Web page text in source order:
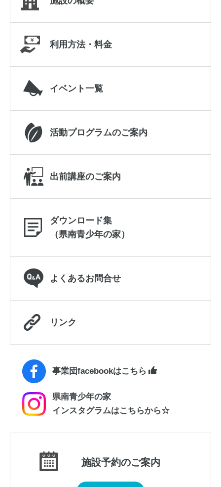
利用方法・料金
イベント一覧
活動プログラムのご案内
出前講座のご案内
ダウンロード集
（県南青少年の家）
よくあるお問合せ
リンク
事業団facebookはこちら
県南青少年の家
インスタグラムはこちらから☆
施設予約のご案内